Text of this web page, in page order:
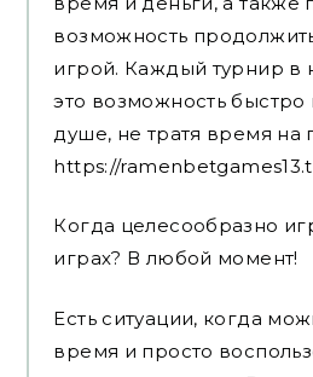
возможность
игрой. Каждый турнир в
это возможность быстро
душе, не тратя время на
https://
Когда целесообразно
играх? В любой момент!
Есть ситуации, когда
время и просто